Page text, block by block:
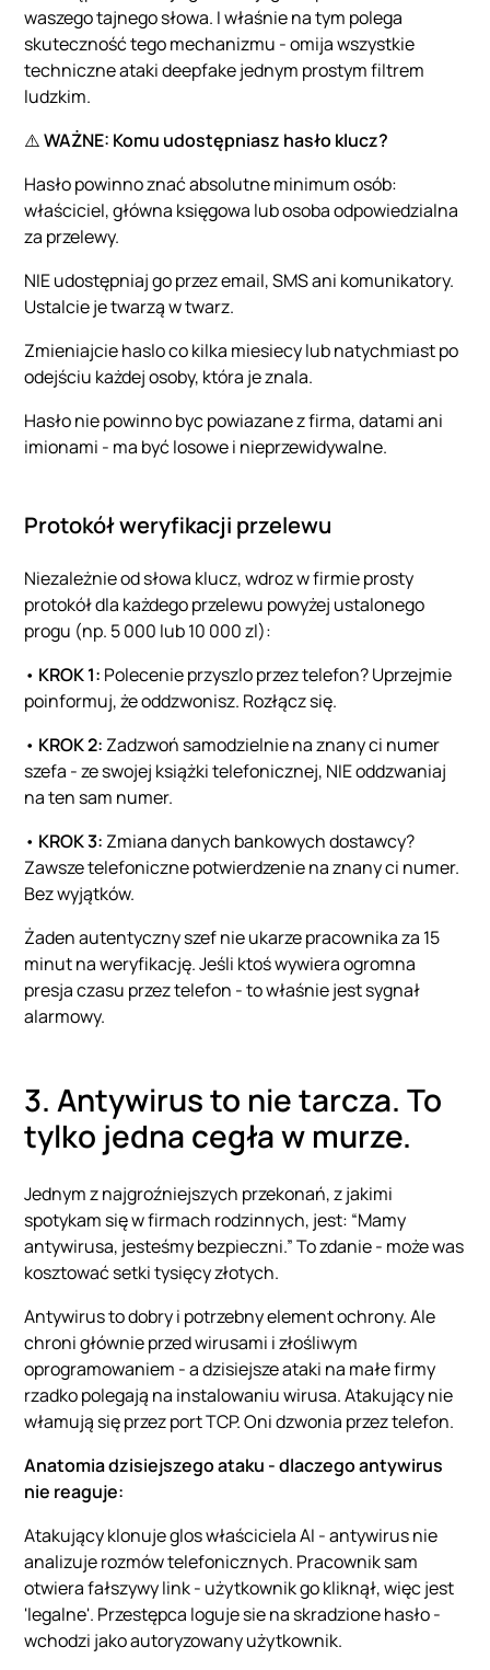
waszego tajnego słowa. I właśnie na tym polega
skuteczność tego mechanizmu - omija wszystkie
techniczne ataki deepfake jednym prostym filtrem
ludzkim.
⚠️WAŻNE: Komu udostępniasz hasło klucz?
Hasło powinno znać absolutne minimum osób:
właściciel, główna księgowa lub osoba odpowiedzialna
za przelewy.
NIE udostępniaj go przez email, SMS ani komunikatory.
Ustalcie je twarzą w twarz.
Zmieniajcie haslo co kilka miesiecy lub natychmiast po
odejściu każdej osoby, która je znala.
Hasło nie powinno byc powiazane z firma, datami ani
imionami - ma być losowe i nieprzewidywalne.
Protokół weryfikacji przelewu
Niezależnie od słowa klucz, wdroz w firmie prosty
protokół dla każdego przelewu powyżej ustalonego
progu (np. 5 000 lub 10 000 zl):
• KROK 1: Polecenie przyszlo przez telefon? Uprzejmie
poinformuj, że oddzwonisz. Rozłącz się.
• KROK 2: Zadzwoń samodzielnie na znany ci numer
szefa - ze swojej książki telefonicznej, NIE oddzwaniaj
na ten sam numer.
• KROK 3: Zmiana danych bankowych dostawcy?
Zawsze telefoniczne potwierdzenie na znany ci numer.
Bez wyjątków.
Żaden autentyczny szef nie ukarze pracownika za 15
minut na weryfikację. Jeśli ktoś wywiera ogromna
presja czasu przez telefon - to właśnie jest sygnał
alarmowy.
3. Antywirus to nie tarcza. To
tylko jedna cegła w murze.
Jednym z najgroźniejszych przekonań, z jakimi
spotykam się w firmach rodzinnych, jest: “Mamy
antywirusa, jesteśmy bezpieczni.” To zdanie - może was
kosztować setki tysięcy złotych.
Antywirus to dobry i potrzebny element ochrony. Ale
chroni głównie przed wirusami i złośliwym
oprogramowaniem - a dzisiejsze ataki na małe firmy
rzadko polegają na instalowaniu wirusa. Atakujący nie
włamują się przez port TCP. Oni dzwonia przez telefon.
Anatomia dzisiejszego ataku - dlaczego antywirus
nie reaguje:
Atakujący klonuje glos właściciela AI - antywirus nie
analizuje rozmów telefonicznych. Pracownik sam
otwiera fałszywy link - użytkownik go kliknął, więc jest
'legalne'. Przestępca loguje sie na skradzione hasło -
wchodzi jako autoryzowany użytkownik.